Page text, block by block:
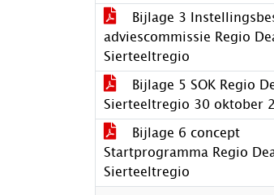
Bijlage 3
adviescommissie Regio
Sierteeltregio
Bijlage 5 SOK Regio
Sierteeltregio 30 oktober
Bijlage 6 concept
Startprogramma Regio
Sierteeltregio